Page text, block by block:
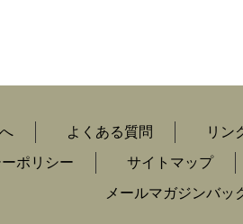
よくある質問 リン
ポリシー
サイトマップ
メールマガジンバッ